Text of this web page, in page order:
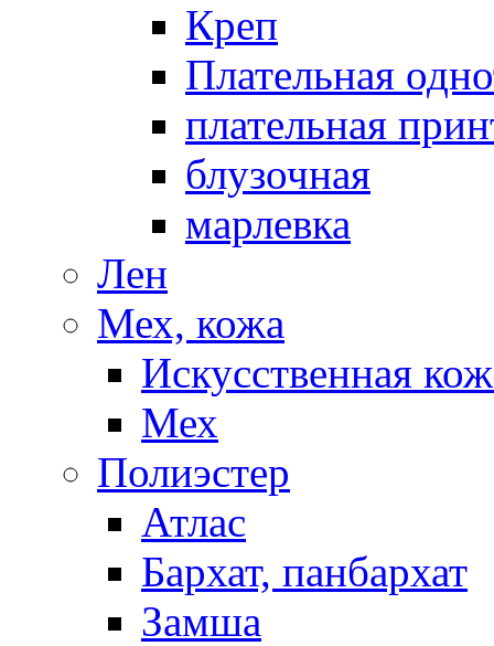
Креп
Плательная
плательная
блузочная
марлевка
Лен
Мех, кожа
Искусственная
Мех
Полиэстер
Атлас
Бархат, панбархат
Замша